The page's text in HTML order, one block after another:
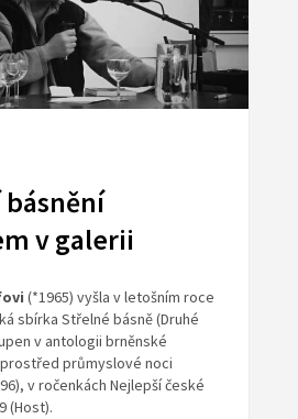
v galerii
(*1965) vyšla v letošním roce
sbírka Střelné básně (Druhé
v antologii brněnské
průmyslové noci
v ročenkách Nejlepší české
(Host).